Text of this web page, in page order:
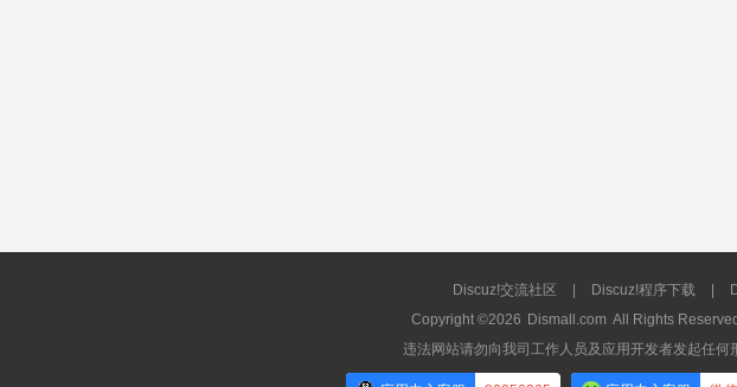
Discuz!交流社区 Discuz!程序下载
Copyright ©2026 Dismall.com All Rights
违法网站请勿向我司工作人员及应用开发者发起任